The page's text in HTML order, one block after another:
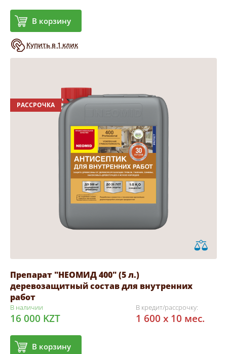
В корзину
Купить в 1 клик
РАССРОЧКА
Препарат "НЕОМИД 400" (5 л.)
деревозащитный состав для внутренних
работ
В наличии
16 000 KZT
В корзину
В кредит/рассрочку:
1 600 x 10 мес.